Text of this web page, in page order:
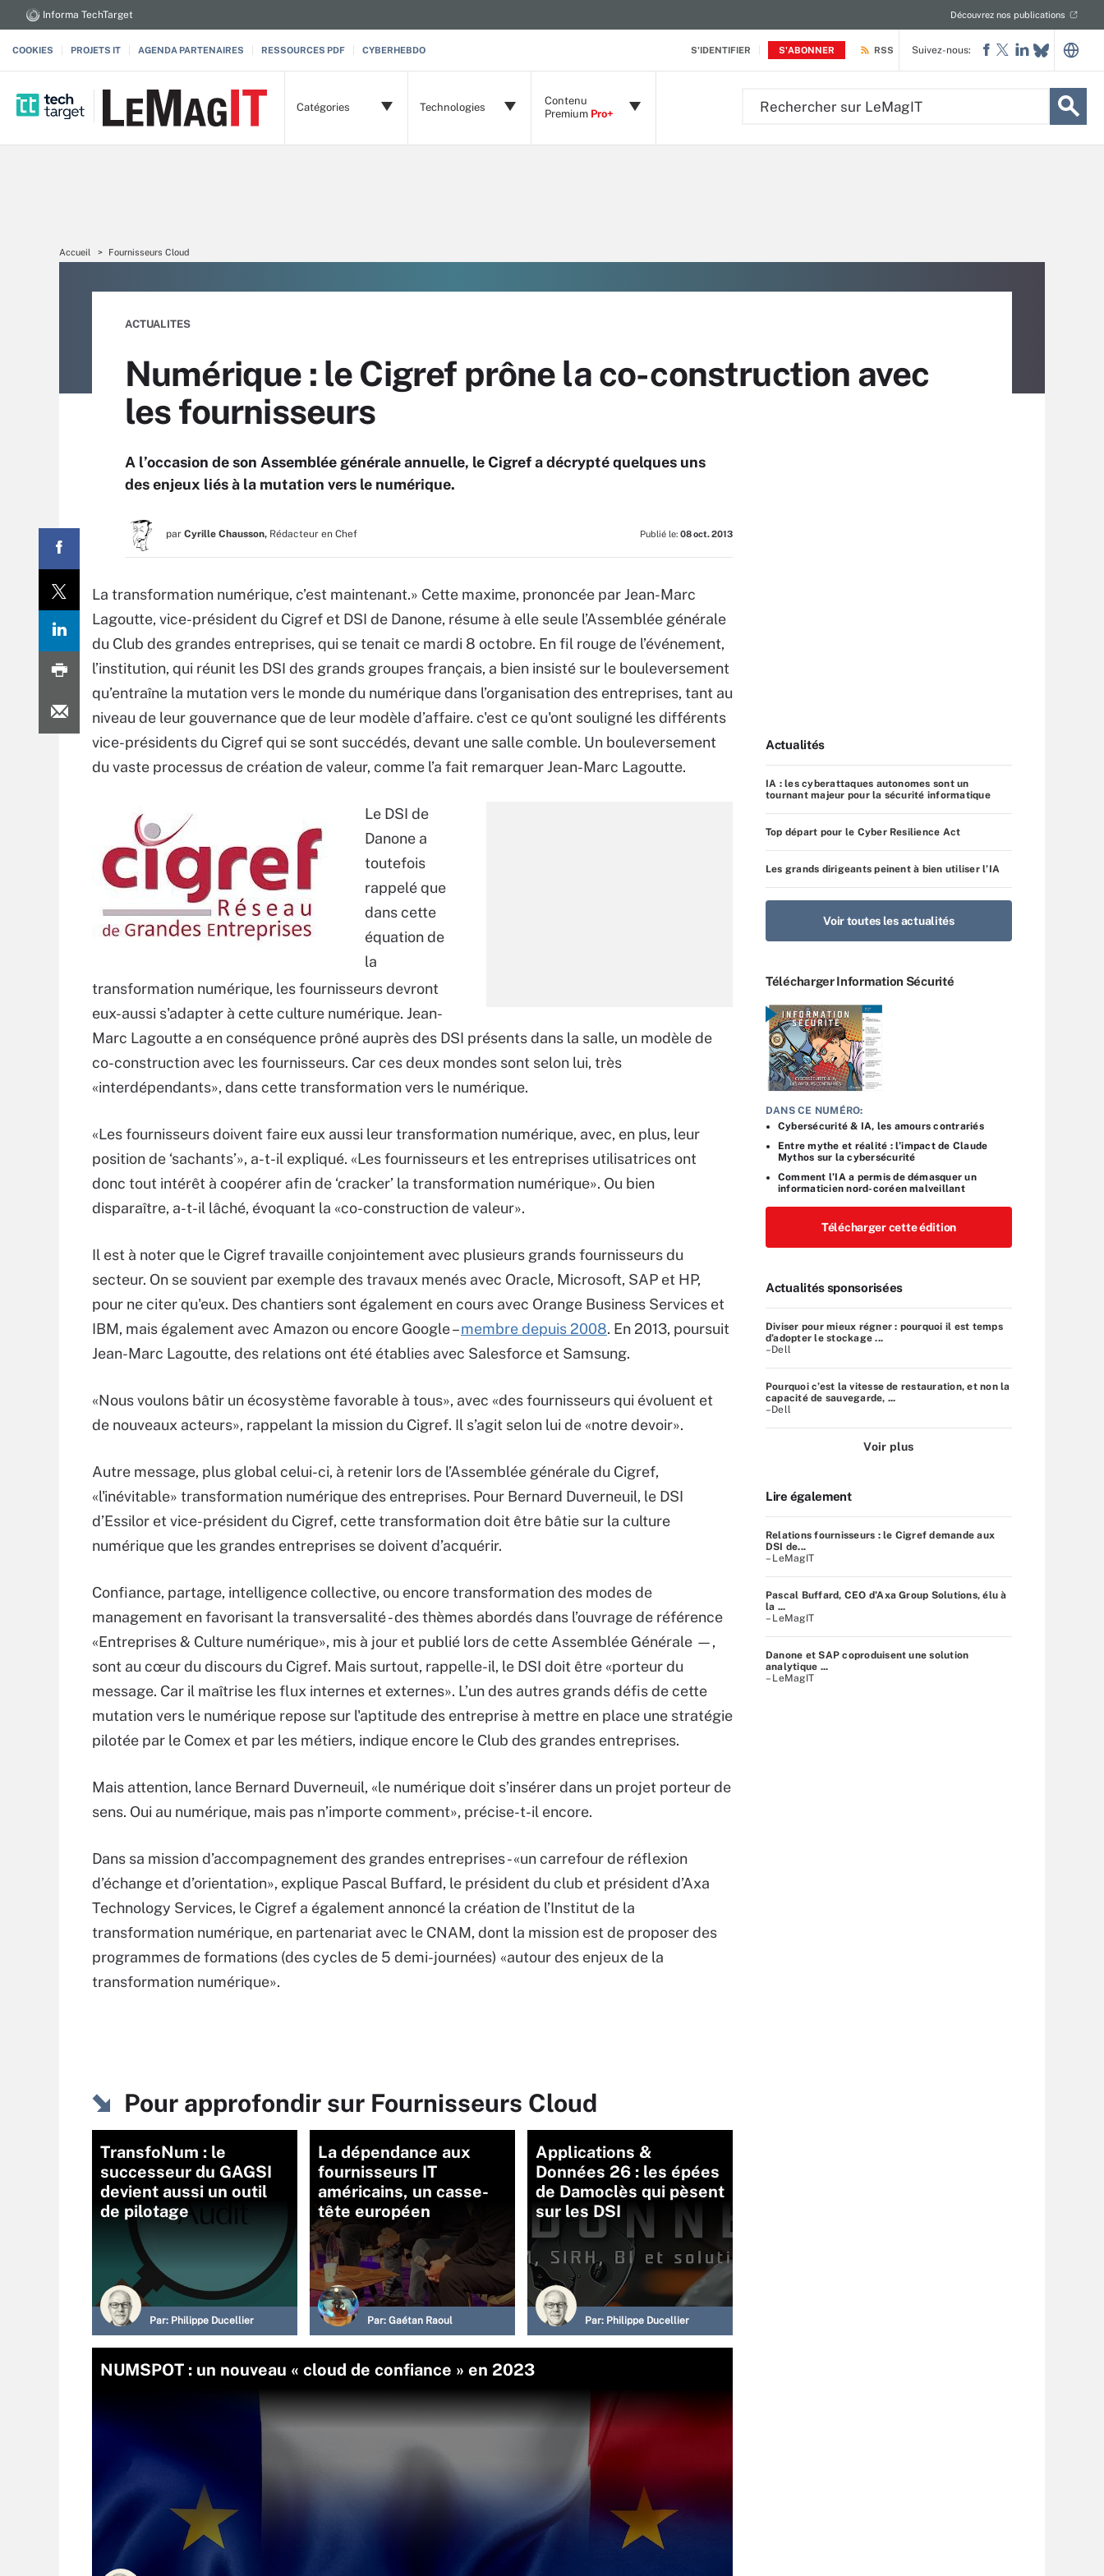
S'IDENTIFIER S'ABONNER
Informa TechTarget Découvrez nos publications
COOKIES PROJETS IT AGENDA PARTENAIRES RESSOURCES PDF CYBERHEBDO RSS
Catégories Technologies
Contenu
Premium Pro+
Suivez-nous:
Accueil Fournisseurs Cloud
ACTUALITES
Numérique : le Cigref prône la co-construction avec
les fournisseurs
A l’occasion de son Assemblée générale annuelle, le Cigref a décrypté quelques uns
des enjeux liés à la mutation vers le numérique.
par Cyrille Chausson, Rédacteur en Chef Publié le: 08 oct. 2013
La transformation numérique, c’est maintenant.» Cette maxime, prononcée par Jean-Marc
Lagoutte, vice-président du Cigref et DSI de Danone, résume à elle seule l’Assemblée générale
du Club des grandes entreprises, qui se tenait ce mardi 8 octobre. En fil rouge de l’événement,
l’institution, qui réunit les DSI des grands groupes français, a bien insisté sur le bouleversement
qu’entraîne la mutation vers le monde du numérique dans l’organisation des entreprises, tant au
niveau de leur gouvernance que de leur modèle d’affaire. c'est ce qu'ont souligné les différents
vice-présidents du Cigref qui se sont succédés, devant une salle comble. Un bouleversement
du vaste processus de création de valeur, comme l’a fait remarquer Jean-Marc Lagoutte.
Le DSI de
Danone a
toutefois
rappelé que
dans cette
équation de
la
transformation numérique, les fournisseurs devront
eux-aussi s'adapter à cette culture numérique. Jean-
Marc Lagoutte a en conséquence prôné auprès des DSI présents dans la salle, un modèle de
co-construction avec les fournisseurs. Car ces deux mondes sont selon lui, très
«interdépendants», dans cette transformation vers le numérique.
«Les fournisseurs doivent faire eux aussi leur transformation numérique, avec, en plus, leur
position de ‘sachants’», a-t-il expliqué. «Les fournisseurs et les entreprises utilisatrices ont
donc tout intérêt à coopérer afin de ‘cracker’ la transformation numérique». Ou bien
disparaître, a-t-il lâché, évoquant la «co-construction de valeur».
Il est à noter que le Cigref travaille conjointement avec plusieurs grands fournisseurs du
secteur. On se souvient par exemple des travaux menés avec Oracle, Microsoft, SAP et HP,
pour ne citer qu'eux. Des chantiers sont également en cours avec Orange Business Services et
IBM, mais également avec Amazon ou encore Google –membre depuis 2008. En 2013, poursuit
Jean-Marc Lagoutte, des relations ont été établies avec Salesforce et Samsung.
«Nous voulons bâtir un écosystème favorable à tous», avec «des fournisseurs qui évoluent et
de nouveaux acteurs», rappelant la mission du Cigref. Il s’agit selon lui de «notre devoir».
Autre message, plus global celui-ci, à retenir lors de l’Assemblée générale du Cigref,
«l'inévitable» transformation numérique des entreprises. Pour Bernard Duverneuil, le DSI
d’Essilor et vice-président du Cigref, cette transformation doit être bâtie sur la culture
numérique que les grandes entreprises se doivent d’acquérir.
Confiance, partage, intelligence collective, ou encore transformation des modes de
management en favorisant la transversalité - des thèmes abordés dans l’ouvrage de référence
«Entreprises & Culture numérique», mis à jour et publié lors de cette Assemblée Générale —,
sont au cœur du discours du Cigref. Mais surtout, rappelle-il, le DSI doit être «porteur du
message. Car il maîtrise les flux internes et externes». L’un des autres grands défis de cette
mutation vers le numérique repose sur l'aptitude des entreprise à mettre en place une stratégie
pilotée par le Comex et par les métiers, indique encore le Club des grandes entreprises.
Mais attention, lance Bernard Duverneuil, «le numérique doit s’insérer dans un projet porteur de
sens. Oui au numérique, mais pas n’importe comment», précise-t-il encore.
Dans sa mission d’accompagnement des grandes entreprises - «un carrefour de réflexion
d’échange et d’orientation», explique Pascal Buffard, le président du club et président d’Axa
Technology Services, le Cigref a également annoncé la création de l’Institut de la
transformation numérique, en partenariat avec le CNAM, dont la mission est de proposer des
programmes de formations (des cycles de 5 demi-journées) «autour des enjeux de la
transformation numérique».
Pour approfondir sur Fournisseurs Cloud
TransfoNum : le
successeur du GAGSI
devient aussi un outil
de pilotage
Par: Philippe Ducellier
La dépendance aux
fournisseurs IT
américains, un casse-
tête européen
Par: Gaétan Raoul
Applications &
Données 26 : les épées
de Damoclès qui pèsent
sur les DSI
Par: Philippe Ducellier
NUMSPOT : un nouveau « cloud de confiance » en 2023
Actualités
IA : les cyberattaques autonomes sont un
tournant majeur pour la sécurité informatique
Top départ pour le Cyber Resilience Act
Les grands dirigeants peinent à bien utiliser l’IA
Voir toutes les actualités
Télécharger Information Sécurité
DANS CE NUMÉRO:
Cybersécurité & IA, les amours contrariés
Entre mythe et réalité : l’impact de Claude
Mythos sur la cybersécurité
Comment l’IA a permis de démasquer un
informaticien nord-coréen malveillant
Télécharger cette édition
Actualités sponsorisées
Diviser pour mieux régner : pourquoi il est temps
d’adopter le stockage ...
–Dell
Pourquoi c’est la vitesse de restauration, et non la
capacité de sauvegarde, ...
–Dell
Voir plus
Lire également
Relations fournisseurs : le Cigref demande aux
DSI de...
– LeMagIT
Pascal Buffard, CEO d’Axa Group Solutions, élu à
la ...
– LeMagIT
Danone et SAP coproduisent une solution
analytique ...
– LeMagIT